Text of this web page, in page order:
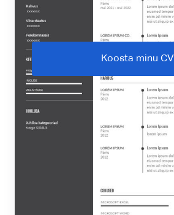
Koosta minu CV